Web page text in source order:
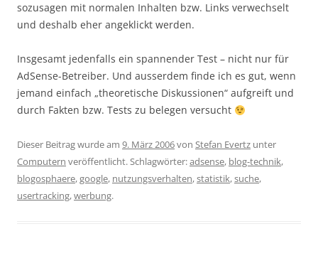
sozusagen mit normalen Inhalten bzw. Links verwechselt
und deshalb eher angeklickt werden.
Insgesamt jedenfalls ein spannender Test – nicht nur für
AdSense-Betreiber. Und ausserdem finde ich es gut, wenn
jemand einfach „theoretische Diskussionen“ aufgreift und
durch Fakten bzw. Tests zu belegen versucht
Dieser Beitrag wurde am 9. März 2006von Stefan Evertz unter
Computern veröffentlicht. Schlagwörter:adsense, blog-technik,
blogosphaere,google, nutzungsverhalten,statistik,suche,
usertracking,werbung.